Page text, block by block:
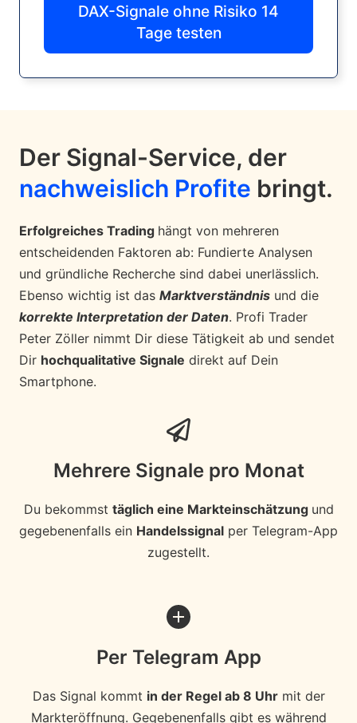
DAX-Signale ohne Risiko 14
Tage testen
Der Signal-Service, der
nachweislich Profite bringt.
Erfolgreiches Trading hängt von mehreren
entscheidenden Faktoren ab: Fundierte Analysen
und gründliche Recherche sind dabei unerlässlich.
Ebenso wichtig ist das Marktverständnis und die
korrekte Interpretation der Daten. Profi Trader
Peter Zöller nimmt Dir diese Tätigkeit ab und sendet
Dir hochqualitative Signale direkt auf Dein
Smartphone.
Mehrere Signale pro Monat
Du bekommst täglich eine Markteinschätzung und
gegebenenfalls ein Handelssignal per Telegram-App
zugestellt.
Per Telegram App
Das Signal kommt in der Regel ab 8 Uhrmit der
Markteröffnung. Gegebenenfalls gibt es während